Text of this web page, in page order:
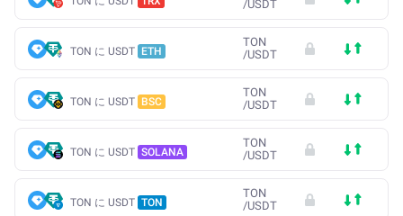
/USDT
TON に USDT ETH
TON
/USDT
TON に USDT BSC
TON
/USDT
TON に USDT SOLANA
TON
/USDT
TON に USDT TON
TON
/USDT